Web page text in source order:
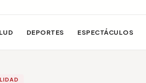
DEPORTES ESPECTÁCULOS